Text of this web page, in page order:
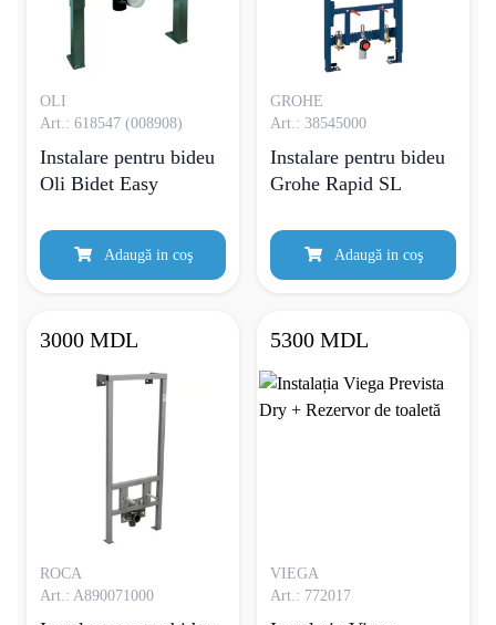
OLI
Art.: 618547 (008908)
Instalare pentru bideu
Oli Bidet Easy
Adaugă in coş
GROHE
Art.: 38545000
Instalare pentru bideu
Grohe Rapid SL
Adaugă in coş
3000 MDL
ROCA
Art.: A890071000
5300 MDL
VIEGA
Art.: 772017